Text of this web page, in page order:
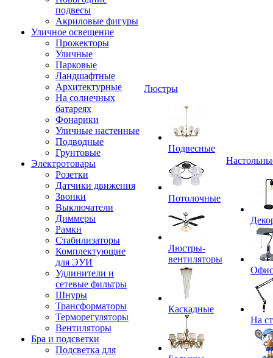
подвесы
Акриловые фигуры
Уличное освещение
Прожекторы
Уличные
Парковые
Ландшафтные
Архитектурные
На солнечных
батареях
Фонарики
Уличные настенные
Подводные
Грунтовые
Электротовары
Розетки
Датчики движения
Звонки
Выключатели
Диммеры
Рамки
Стабилизаторы
Комплектующие
для ЭУИ
Удлинители и
сетевые фильтры
Шнуры
Трансформаторы
Терморегуляторы
Вентиляторы
Бра и подсветки
Подсветка для
Люстры
Подвесные
Потолочные
Люстры-
вентиляторы
Каскадные
На